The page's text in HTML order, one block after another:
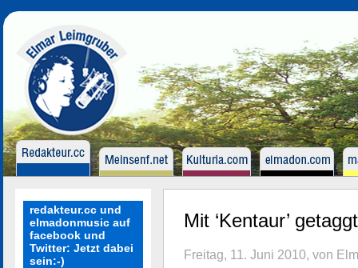
redakteur.cc und
elmadonmusic auf
facebook und
Twitter: Jetzt dabei
sein:-)
Mit ‘Kentaur’
Freitag, 11. Juni 2010, von